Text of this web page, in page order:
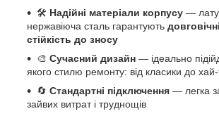
🛠 Надійні матеріали корпусу —
нержавіюча сталь гарантують
стійкість до зносу
🎨 Сучасний дизайн — ідеально
якого стилю ремонту: від класики до хай-
🔄 Стандартні підключення — легка
зайвих витрат і труднощів